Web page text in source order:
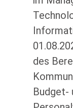
des
Budget-